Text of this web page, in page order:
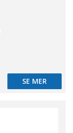
SE MER
SE MER